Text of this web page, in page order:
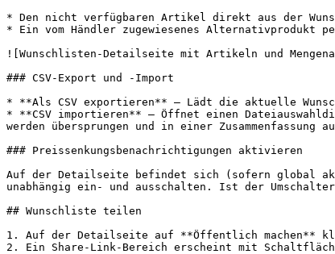
* Den nicht verfügbaren Artikel direkt aus der
* Ein vom Händler zugewiesenes Alternativprodukt
![Wunschlisten-Detailseite mit Artikeln und
### CSV-Export und -Import
* **Als CSV exportieren** — Lädt die aktuelle
* **CSV importieren** — Öffnet einen
werden übersprungen und in einer Zusammenfassung
### Preissenkungsbenachrichtigungen aktivieren
Auf der Detailseite befindet sich (sofern global
unabhängig ein- und ausschalten. Ist der
## Wunschliste teilen
1. Auf der Detailseite auf **Öffentlich machen**
2. Ein Share-Link-Bereich erscheint mit